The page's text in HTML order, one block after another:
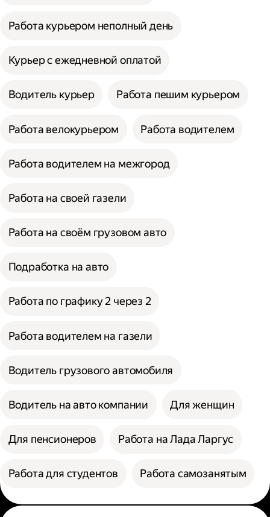
Работа курьером неполный день
Курьер с ежедневной оплатой
Водитель курьер Работа пешим курьером
Работа велокурьером Работа водителем
Работа водителем на межгород
Работа на своей газели
Работа на своём грузовом авто
Подработка на авто
Работа по графику 2 через 2
Работа водителем на газели
Водитель грузового автомобиля
Водитель на авто компании Для женщин
Для пенсионеров Работа на Лада Ларгус
Работа для студентов Работа самозанятым